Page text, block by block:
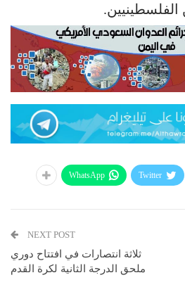
الفلسطينيين.
Twitter
WhatsApp
NEXT POST
ثلاثة انتصارات في افتتاح دوري
ملحق الدرجة الثانية لكرة القدم